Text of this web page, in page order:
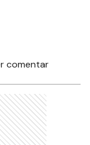
comentar